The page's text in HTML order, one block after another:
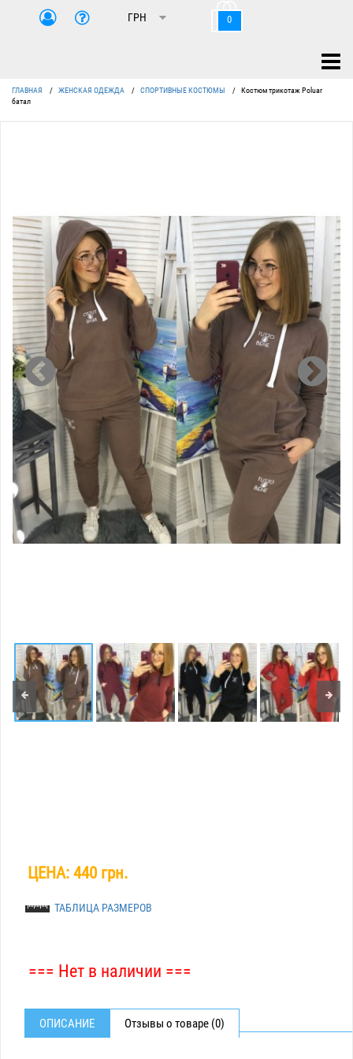
0
ГЛАВНАЯ / ЖЕНСКАЯ ОДЕЖДА / СПОРТИВНЫЕ КОСТЮМЫ /
Костюм трикотаж Poluar
батал
ЦЕНА: 440 грн.
ТАБЛИЦА РАЗМЕРОВ
=== Нет в наличии ===
ОПИСАНИЕ Отзывы о товаре (0)